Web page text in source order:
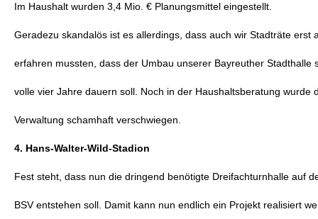
Im Haushalt wurden 3,4 Mio. € Planungsmittel eingestellt.
Geradezu skandalös ist es allerdings, dass auch wir Stadträte erst
erfahren mussten, dass der Umbau unserer Bayreuther Stadthalle
volle vier Jahre dauern soll. Noch in der Haushaltsberatung wurde
Verwaltung schamhaft verschwiegen.
4. Hans-Walter-Wild-Stadion
Fest steht, dass nun die dringend benötigte Dreifachturnhalle auf
BSV entstehen soll. Damit kann nun endlich ein Projekt realisiert